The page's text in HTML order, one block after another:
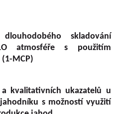
skladování
atmosféře s použitím
MCP)
kvalitativních ukazatelů u
s možností využití